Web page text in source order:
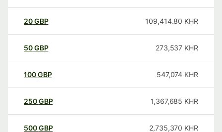
20GBP 109,414.80 KHR
50GBP 273,537 KHR
100GBP 547,074 KHR
250GBP 1,367,685 KHR
500GBP 2,735,370 KHR